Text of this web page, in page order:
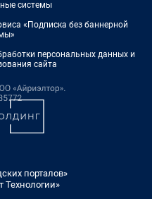
системы
«Подписка без баннерной
персональных данных и
сайта
порталов»
Технологии»